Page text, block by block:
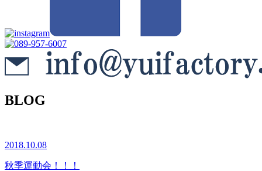
BLOG
2018.10.08
秋季運動会！！！